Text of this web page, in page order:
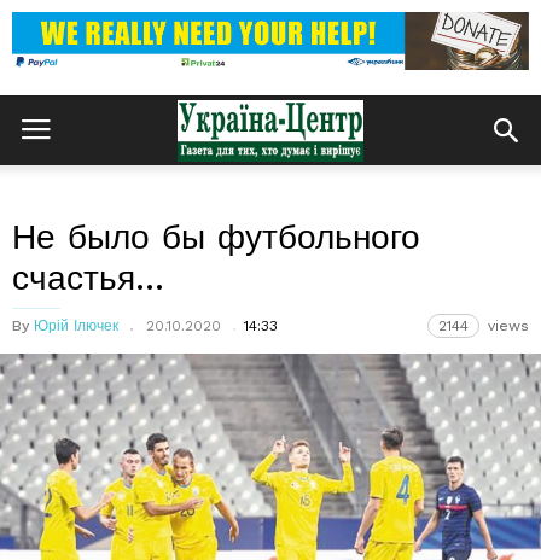
Не было бы футбольного
счастья…
By Юрій Ілючек 20.10.2020 14:33 2144 views